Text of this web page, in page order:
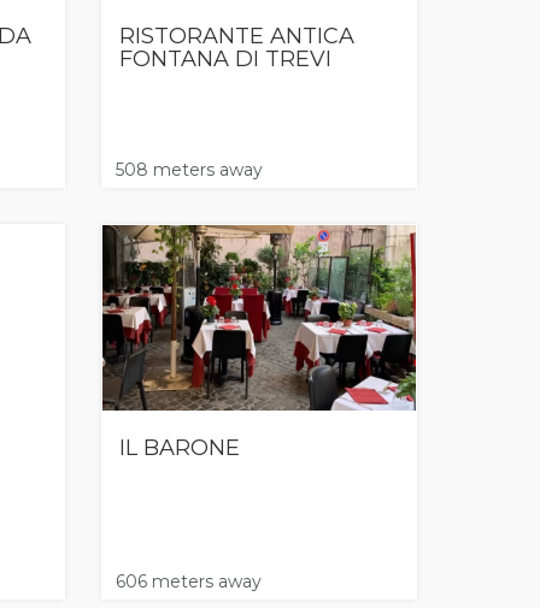
RISTORANTE ANTICA
FONTANA DI TREVI
508 meters away
IL BARONE
606 meters away